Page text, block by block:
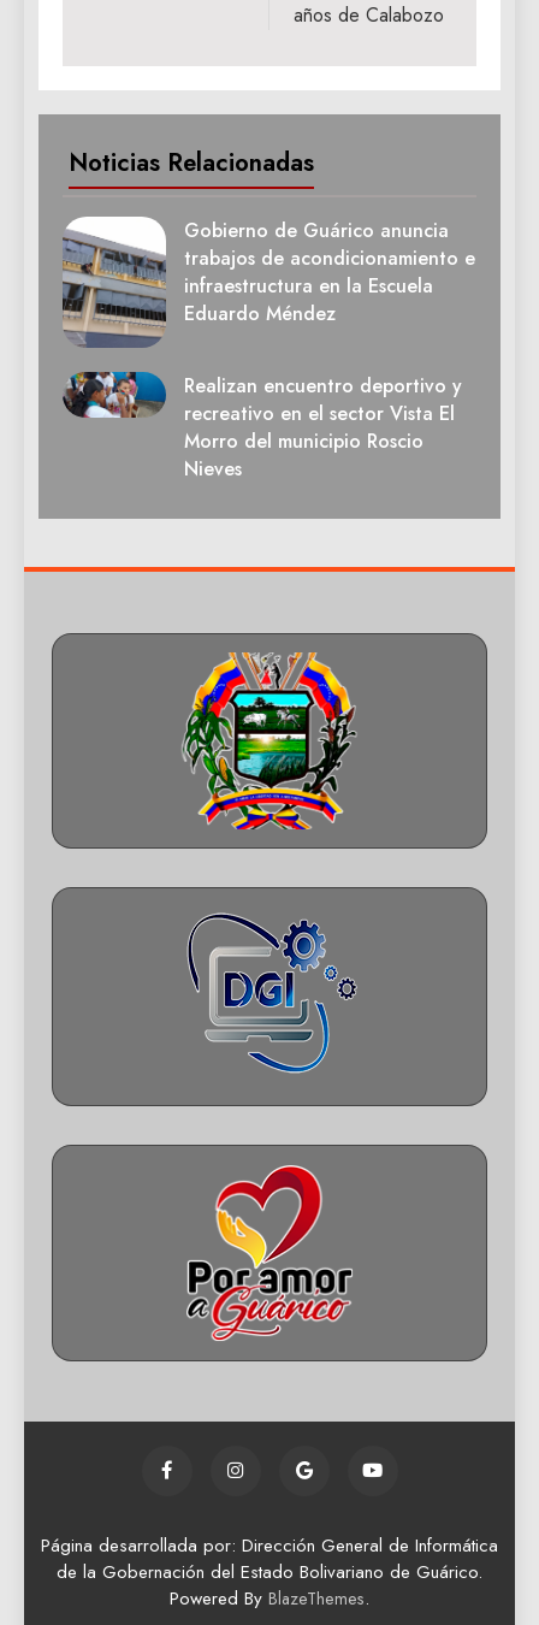
años de Calabozo
Noticias Relacionadas
Gobierno de Guárico anuncia
trabajos de acondicionamiento e
infraestructura en la Escuela
Eduardo Méndez
Realizan encuentro deportivo y
recreativo en el sector Vista El
Morro del municipio Roscio
Nieves
Página desarrollada por: Dirección General de Informática
de la Gobernación del Estado Bolivariano de Guárico.
Powered By BlazeThemes.